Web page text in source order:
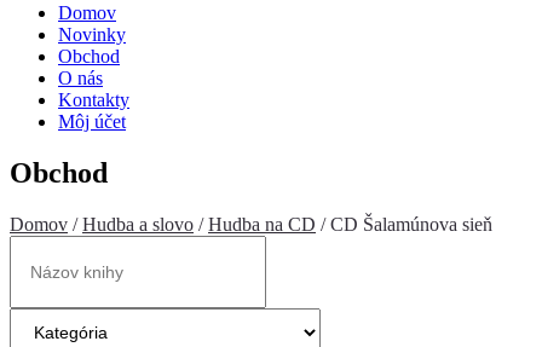
Domov
Novinky
Obchod
O nás
Kontakty
Môj účet
Obchod
Domov /Hudba a slovo /Hudba na CD / CD Šalamúnova sieň